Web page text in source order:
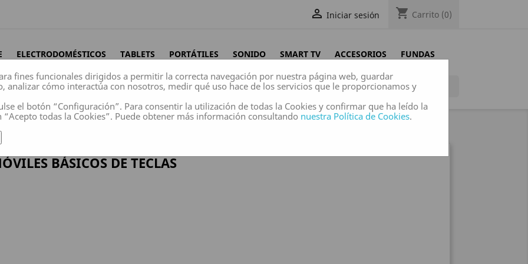
 Iniciar sesión shopping_cart Carrito (0)
ELECTRODOMÉSTICOS TABLETS PORTÁTILES SONIDO SMART TV ACCESORIOS FUNDAS
BÁSICOS DE TECLAS
fines funcionales dirigidos a permitir la correcta navegación por nuestra página web, guardar
analizar cómo interactúa con nosotros, medir qué uso hace de los servicios que le proporcionamos y
el botón “Configuración”. Para consentir la utilización de todas la Cookies y confirmar que ha leído la
todas la Cookies”. Puede obtener más información consultando nuestra Política de Cookies.